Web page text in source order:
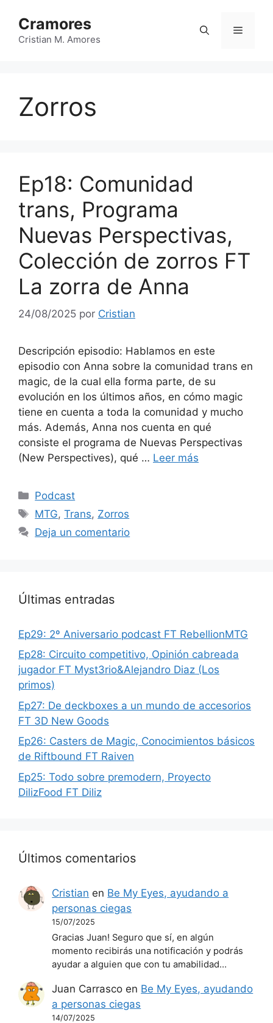
contenido
Cramores
Cristian M. Amores
Menú
Zorros
Ep18: Comunidad
trans, Programa
Nuevas Perspectivas,
Colección de zorros FT
La zorra de Anna
24/08/2025 por Cristian
Descripción episodio: Hablamos en este
episodio con Anna sobre la comunidad trans en
magic, de la cual ella forma parte, de su
evolución en los últimos años, en cómo magic
tiene en cuenta a toda la comunidad y mucho
más. Además, Anna nos cuenta en qué
consiste el programa de Nuevas Perspectivas
(New Perspectives), qué … Leer más
Categorías
Podcast
Etiquetas
MTG,Trans, Zorros
Deja un comentario
Últimas entradas
Ep29: 2º Aniversario podcast FT RebellionMTG
Ep28: Circuito competitivo, Opinión cabreada
jugador FT Myst3rio&Alejandro Diaz (Los
primos)
Ep27: De deckboxes a un mundo de accesorios
FT 3D New Goods
Ep26: Casters de Magic, Conocimientos básicos
de Riftbound FT Raiven
Ep25: Todo sobre premodern, Proyecto
DilizFood FT Diliz
Últimos comentarios
Cristian en Be My Eyes, ayudando a
personas ciegas
15/07/2025
Gracias Juan! Seguro que sí, en algún
momento recibirás una notificación y podrás
ayudar a alguien que con tu amabilidad…
Juan Carrasco en Be My Eyes, ayudando
a personas ciegas
14/07/2025